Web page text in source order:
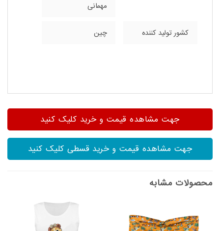
مهمانی
کشور تولید کننده چین
جهت مشاهده قیمت و خرید کلیک کنید
جهت مشاهده قیمت و خرید قسطی کلیک کنید
محصولات مشابه